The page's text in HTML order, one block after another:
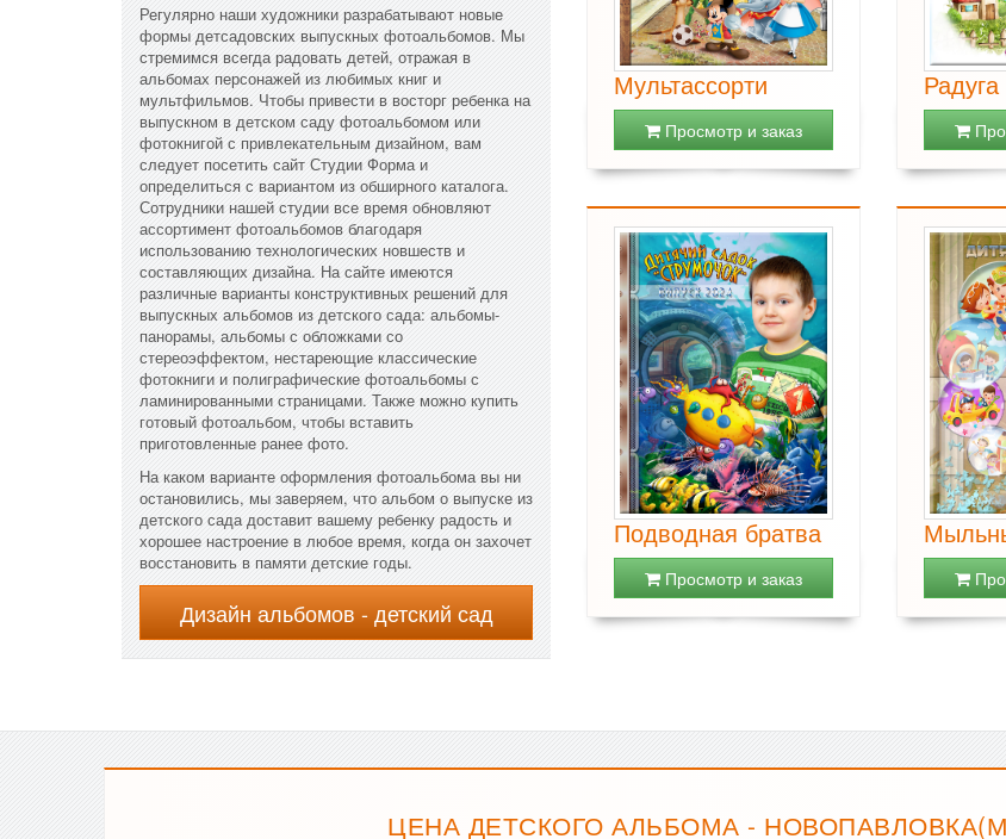
Регулярно наши художники разрабатывают новые
формы детсадовских выпускных фотоальбомов. Мы
стремимся всегда радовать детей, отражая в
альбомах персонажей из любимых книг и
мультфильмов. Чтобы привести в восторг ребенка на
выпускном в детском саду фотоальбомом или
фотокнигой с привлекательным дизайном, вам
следует посетить сайт Студии Форма и
определиться с вариантом из обширного каталога.
Сотрудники нашей студии все время обновляют
ассортимент фотоальбомов благодаря
использованию технологических новшеств и
составляющих дизайна. На сайте имеются
различные варианты конструктивных решений для
выпускных альбомов из детского сада: альбомы-
панорамы, альбомы с обложками со
стереоэффектом, нестареющие классические
фотокниги и полиграфические фотоальбомы с
ламинированными страницами. Также можно купить
готовый фотоальбом, чтобы вставить
приготовленные ранее фото.
На каком варианте оформления фотоальбома вы ни
остановились, мы заверяем, что альбом о выпуске из
детского сада доставит вашему ребенку радость и
хорошее настроение в любое время, когда он захочет
восстановить в памяти детские годы.
Дизайн альбомов - детский сад
Мультассорти
Просмотр и заказ
Радуга
Подводная братва
Просмотр и заказ
ЦЕНА ДЕТСКОГО АЛЬБОМА -